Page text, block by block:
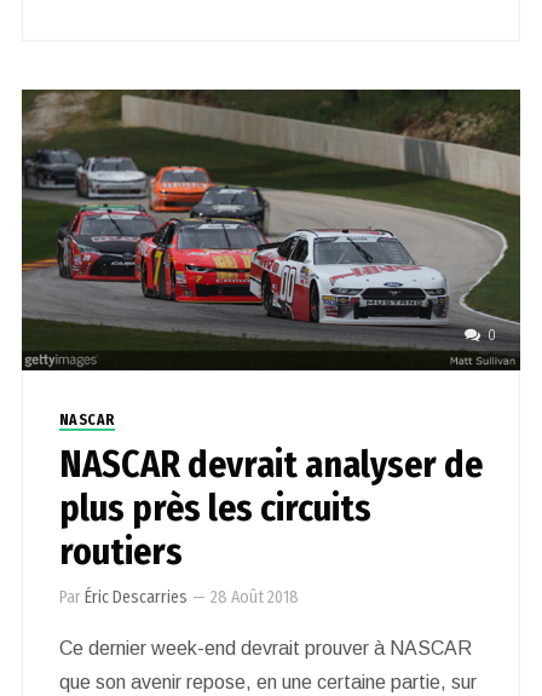
0
NASCAR
NASCAR devrait analyser de
plus près les circuits
routiers
ParÉric Descarries — 28 Août 2018
Ce dernier week-end devrait prouver à NASCAR
que son avenir repose, en une certaine partie, sur